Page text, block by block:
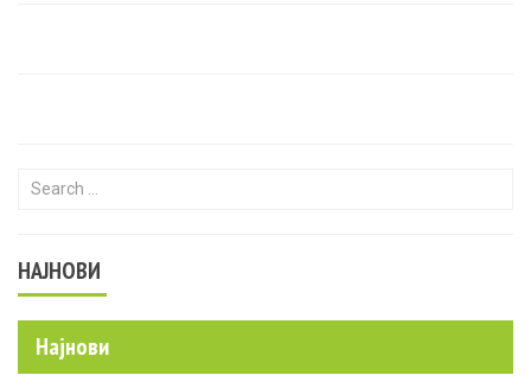
Search for:
НАЈНОВИ
Најнови